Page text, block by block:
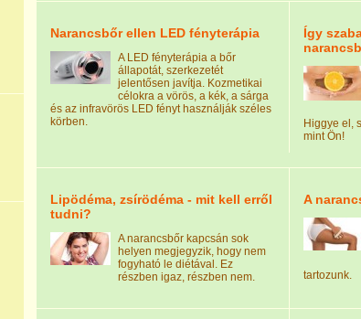
Narancsbőr ellen LED fényterápia
A LED fényterápia a bőr
állapotát, szerkezetét
jelentősen javítja. Kozmetikai
célokra a vörös, a kék, a sárga
és az infravörös LED fényt használják széles
körben.
Így
Higgye el,
mint Ön!
Lipödéma, zsírödéma - mit kell erről
tudni?
A narancsbőr kapcsán sok
helyen megjegyzik, hogy nem
fogyható le diétával. Ez
részben igaz, részben nem.
A
tartozunk.